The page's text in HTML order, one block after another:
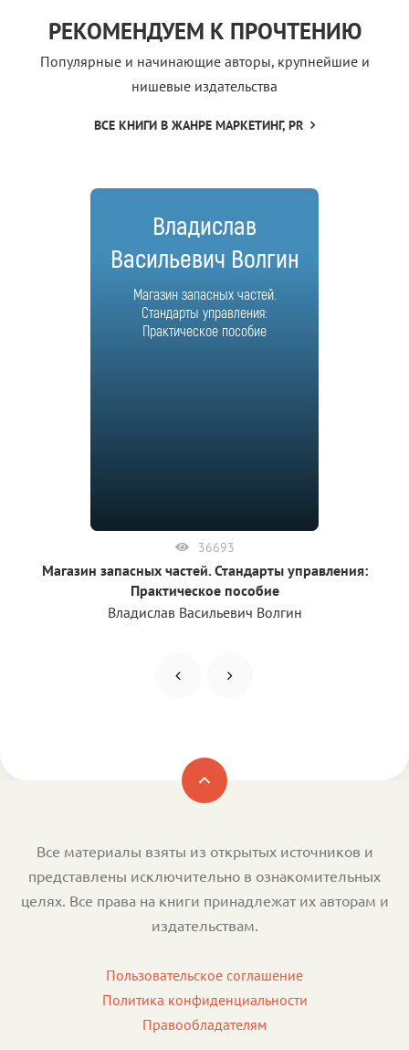
РЕКОМЕНДУЕМ К ПРОЧТЕНИЮ
Популярные и начинающие авторы, крупнейшие и
нишевые издательства
ВСЕ КНИГИ В ЖАНРЕ МАРКЕТИНГ, PR
Владислав
Васильевич Волгин
Магазин запасных частей.
Стандарты управления:
Практическое пособие
36693
Магазин запасных частей. Стандарты управления:
Практическое пособие
Владислав Васильевич Волгин
Все материалы взяты из открытых источников и
представлены исключительно в ознакомительных
целях. Все права на книги принадлежат их авторам и
издательствам.
Пользовательское соглашение
Политика конфиденциальности
Правообладателям